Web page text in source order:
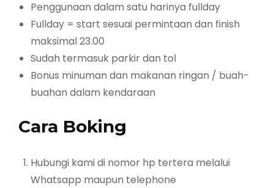
Penggunaan dalam satu harinya fullday
Fullday = start sesuai permintaan dan finish
maksimal 23.00
Sudah termasuk parkir dan tol
Bonus minuman dan makanan ringan / buah-
buahan dalam kendaraan
Cara Boking
Hubungi kami di nomor hp tertera melalui
Whatsapp maupun telephone